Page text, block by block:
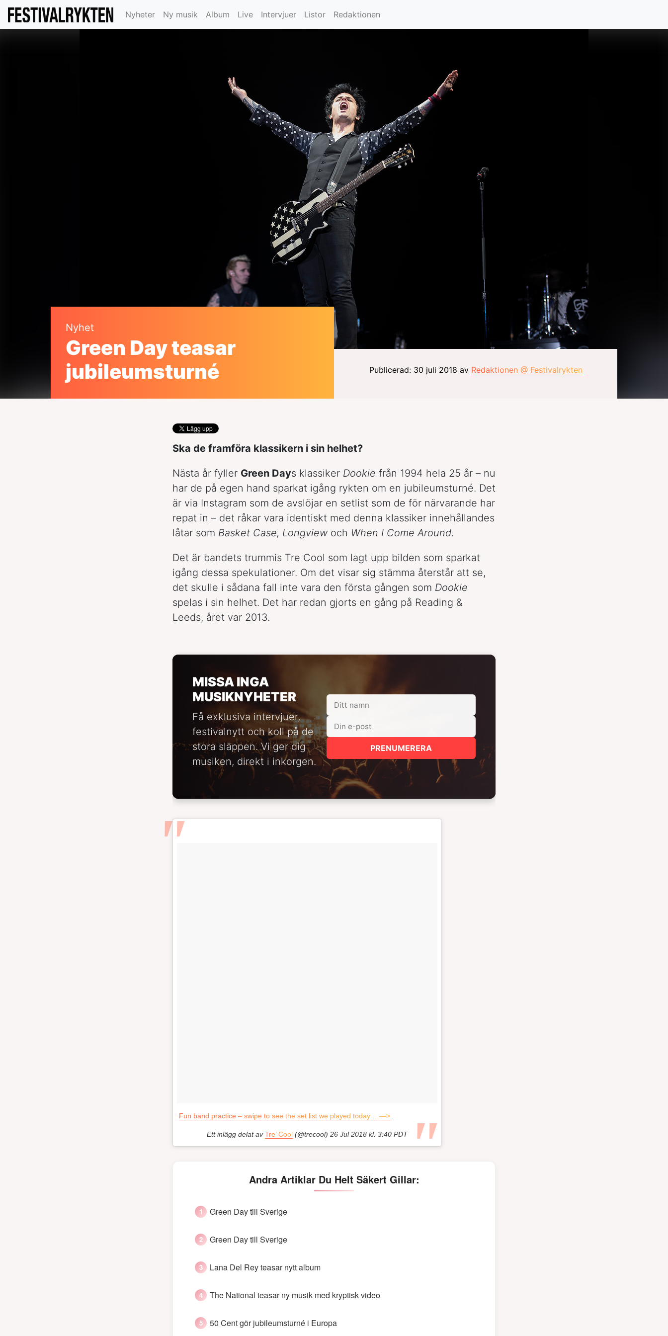
Nyheter Ny musik Album Live Intervjuer Listor Redaktionen
Nyhet
Green Day teasar
jubileumsturné
Publicerad: 30 juli 2018 av Redaktionen @ Festivalrykten
Ska de framföra klassikern i sin helhet?
Nästa år fyller Green Days klassiker Dookie från 1994 hela 25 år – nu
har de på egen hand sparkat igång rykten om en jubileumsturné. Det
är via Instagram som de avslöjar en setlist som de för närvarande har
repat in – det råkar vara identiskt med denna klassiker innehållandes
låtar som Basket Case, Longview och When I Come Around.
Det är bandets trummis Tre Cool som lagt upp bilden som sparkat
igång dessa spekulationer. Om det visar sig stämma återstår att se,
det skulle i sådana fall inte vara den första gången som Dookie
spelas i sin helhet. Det har redan gjorts en gång på Reading &
Leeds, året var 2013.
MISSA INGA
MUSIKNYHETER
Få exklusiva intervjuer,
festivalnytt och koll på de
stora släppen. Vi ger dig
musiken, direkt i inkorgen.
PRENUMERERA
Fun band practice – swipe to see the set list we played today …—>
Ett inlägg delat avTre’ Cool (@trecool) 26 Jul 2018 kl. 3:40 PDT
Andra Artiklar Du Helt Säkert Gillar:
Green Day till Sverige
Green Day till Sverige
Lana Del Rey teasar nytt album
The National teasar ny musik med kryptisk video
50 Cent gör jubileumsturné i Europa